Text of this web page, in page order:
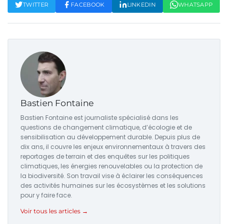
TWITTER FACEBOOK LINKEDIN WHATSAPP
Bastien Fontaine
Bastien Fontaine est journaliste spécialisé dans les
questions de changement climatique, d’écologie et de
sensibilisation au développement durable. Depuis plus de
dix ans, il couvre les enjeux environnementaux à travers des
reportages de terrain et des enquêtes sur les politiques
climatiques, les énergies renouvelables ou la protection de
la biodiversité. Son travail vise à éclairer les conséquences
des activités humaines sur les écosystèmes et les solutions
pour y faire face.
Voir tous les articles →